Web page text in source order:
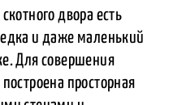
двора есть
и даже маленький
Для совершения
просторная